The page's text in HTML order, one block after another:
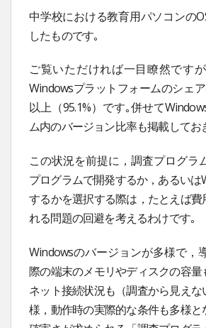
中学校における教育用パソコンの
したものです｡
ご覧いただければ一目瞭然です
Windowsプラットフォームのシェ
以上（95.1%）です｡併せて
ム内のバージョン比率も掲載してお
この状況を前提に，調査プログラ
プログラムで開発するか，あるい
するかを選択する際は，たとえば費
れる問題の回避を考えるわけです｡
Windowsのバージョンが多様で，
際の端末のメモリやディスクの容
ネット接続状況も（調査から見え
様，動作時の実際的な条件も多様